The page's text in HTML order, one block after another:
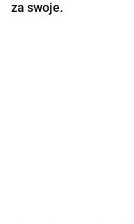
za swoje.